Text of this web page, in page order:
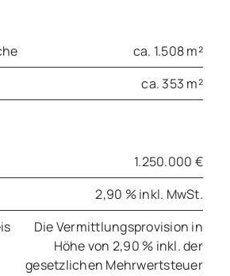
ca. 1.508 m²
ca. 353 m²
1.250.000 €
2,90 % inkl. MwSt.
Die Vermittlungsprovision in
Höhe von 2,90 % inkl. der
gesetzlichen Mehrwertsteuer